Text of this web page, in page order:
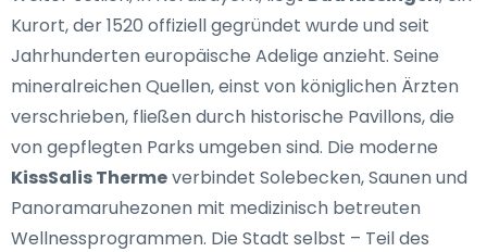
Kurort, der 1520 offiziell gegründet wurde und seit
Jahrhunderten europäische Adelige anzieht. Seine
mineralreichen Quellen, einst von königlichen Ärzten
verschrieben, fließen durch historische Pavillons, die
von gepflegten Parks umgeben sind. Die moderne
KissSalis Thermeverbindet Solebecken, Saunen und
Panoramaruhezonen mit medizinisch betreuten
Wellnessprogrammen. Die Stadt selbst – Teil des